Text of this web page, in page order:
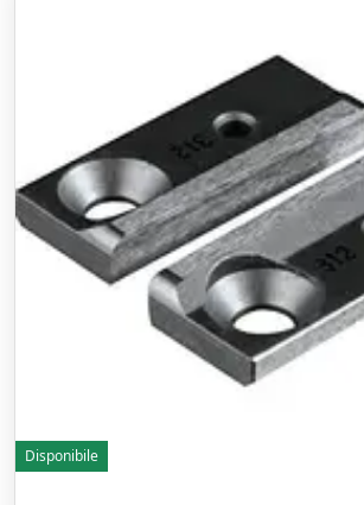
Disponibile